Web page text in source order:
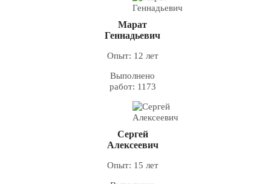
Марат
Геннадьевич
Опыт: 12 лет
Выполнено
работ: 1173
Сергей
Алексеевич
Опыт: 15 лет